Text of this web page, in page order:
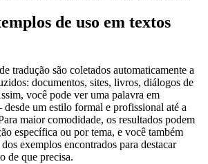
de uso em textos
tradução são coletados automaticamente a
documentos, sites, livros, diálogos de
você pode ver uma palavra em
um estilo formal e profissional até a
maior comodidade, os resultados podem
específica ou por tema, e você também
exemplos encontrados para destacar
de que precisa.